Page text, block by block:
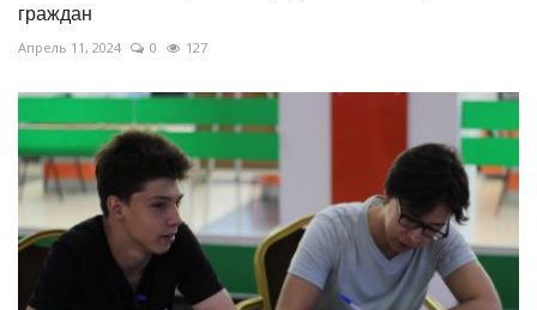
граждан
Апрель 11, 2024 0 127